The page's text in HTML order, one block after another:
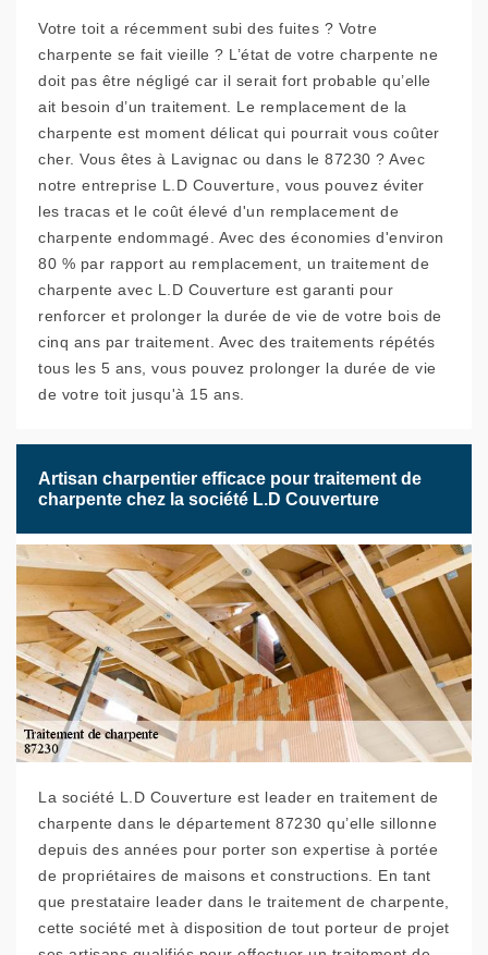
Votre toit a récemment subi des fuites ? Votre
charpente se fait vieille ? L’état de votre charpente ne
doit pas être négligé car il serait fort probable qu’elle
ait besoin d’un traitement. Le remplacement de la
charpente est moment délicat qui pourrait vous coûter
cher. Vous êtes à Lavignac ou dans le 87230 ? Avec
notre entreprise L.D Couverture, vous pouvez éviter
les tracas et le coût élevé d'un remplacement de
charpente endommagé. Avec des économies d'environ
80 % par rapport au remplacement, un traitement de
charpente avec L.D Couverture est garanti pour
renforcer et prolonger la durée de vie de votre bois de
cinq ans par traitement. Avec des traitements répétés
tous les 5 ans, vous pouvez prolonger la durée de vie
de votre toit jusqu'à 15 ans.
Artisan charpentier efficace pour traitement de
charpente chez la société L.D Couverture
La société L.D Couverture est leader en traitement de
charpente dans le département 87230 qu’elle sillonne
depuis des années pour porter son expertise à portée
de propriétaires de maisons et constructions. En tant
que prestataire leader dans le traitement de charpente,
cette société met à disposition de tout porteur de projet